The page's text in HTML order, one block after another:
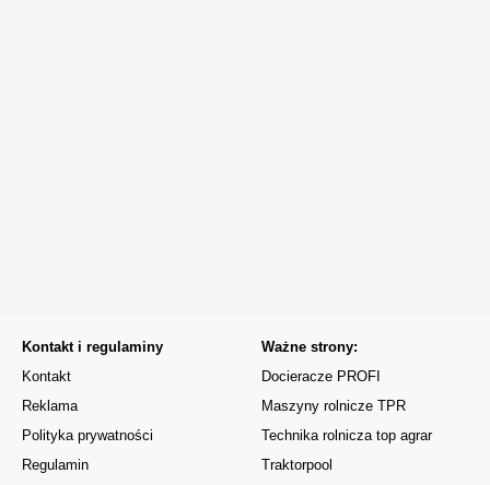
Kontakt i regulaminy
Kontakt
Reklama
Polityka prywatności
Regulamin
Ważne strony:
Docieracze PROFI
Maszyny rolnicze TPR
Technika rolnicza top agrar
Traktorpool